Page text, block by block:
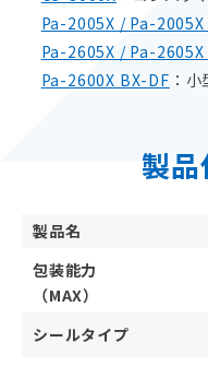
Pa-2005X / Pa-2005X
Pa-2605X / Pa-2605X
Pa-2600X BX-DF ：
製
製品名
包装能力
（MAX）
シールタイプ